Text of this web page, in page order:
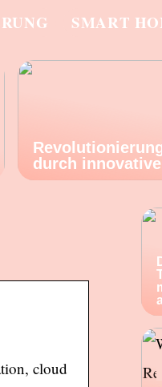
SMART
durch
cloud